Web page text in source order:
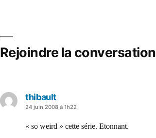
Rejoindre la conversation
thibault
a
24 juin 2008 à 1h22
« so weird » cette série. Etonnant.